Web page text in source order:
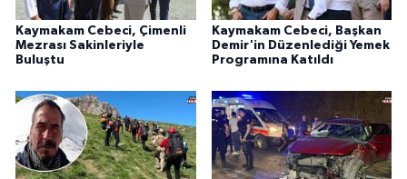
Kaymakam Cebeci, Çimenli
Mezrası Sakinleriyle
Buluştu
Kaymakam Cebeci, Başkan
Demir'in Düzenlediği Yemek
Programına Katıldı